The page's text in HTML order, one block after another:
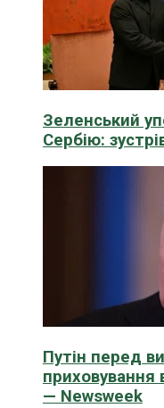
Зеленський
Сербію:
Путін перед
приховування
— Newsweek